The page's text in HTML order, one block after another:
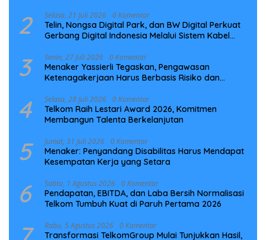
2 Selasa, 21 Juli 2026 0 Komentar
Telin, Nongsa Digital Park, dan BW Digital Perkuat
Gerbang Digital Indonesia Melalui Sistem Kabel
3 Senin, 27 Juli 2026 0 Komentar
Menaker Yassierli Tegaskan, Pengawasan
Ketenagakerjaan Harus Berbasis Risiko dan
4 Selasa, 28 Juli 2026 0 Komentar
Telkom Raih Lestari Award 2026, Komitmen
Membangun Talenta Berkelanjutan
5 Jumat, 31 Juli 2026 0 Komentar
Menaker: Penyandang Disabilitas Harus Mendapat
Kesempatan Kerja yang Setara
6 Sabtu, 1 Agustus 2026 0 Komentar
Pendapatan, EBITDA, dan Laba Bersih Normalisasi
Telkom Tumbuh Kuat di Paruh Pertama 2026
Rabu, 5 Agustus 2026 0 Komentar
Transformasi TelkomGroup Mulai Tunjukkan Hasil,